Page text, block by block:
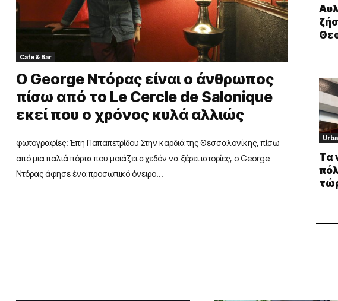
Cafe & Bar
Ο George Ντόρας είναι ο άνθρωπος
πίσω από το Le Cercle de Salonique
εκεί που ο χρόνος κυλά αλλιώς
φωτογραφίες: Έπη Παπαπετρίδου Στην καρδιά της Θεσσαλονίκης, πίσω
από μια παλιά πόρτα που μοιάζει σχεδόν να ξέρει ιστορίες, ο George
Ντόρας άφησε ένα προσωπικό όνειρο...
Τα